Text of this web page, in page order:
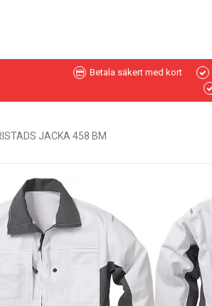
Betala säkert med kort
JACKA 458 BM